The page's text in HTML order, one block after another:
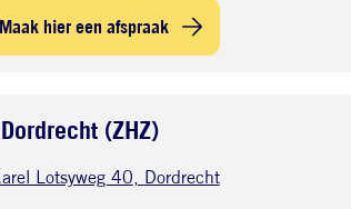
Maak hier een afspraak
Dordrecht (ZHZ)
Lotsyweg 40, Dordrecht